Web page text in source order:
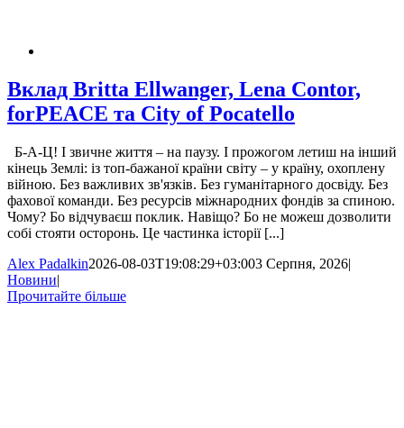
Вклад Britta Ellwanger, Lena Contor,
forPEACE та City of Pocatello
Б-А-Ц! І звичне життя – на паузу. І прожогом летиш на інший
кінець Землі: із топ-бажаної країни світу – у країну, охоплену
війною. Без важливих зв'язків. Без гуманітарного досвіду. Без
фахової команди. Без ресурсів міжнародних фондів за спиною.
Чому? Бо відчуваєш поклик. Навіщо? Бо не можеш дозволити
собі стояти осторонь. Це частинка історії [...]
Alex Padalkin2026-08-03T19:08:29+03:003 Серпня, 2026|
Новини|
Прочитайте більше